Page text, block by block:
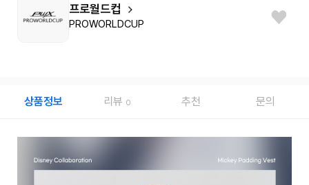
프로월드컵
PROWORLDCUP
상품정보 리뷰 0 추천 문의